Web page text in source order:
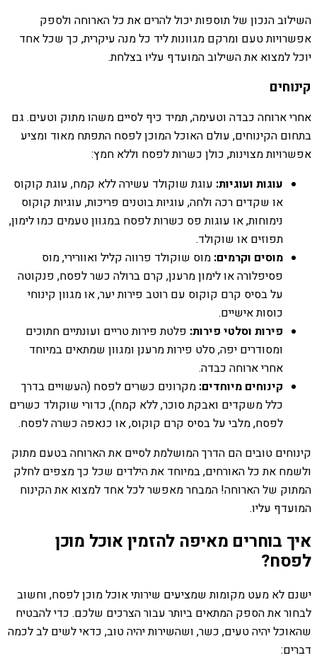
השילוב הנכון של תוספות יכול להרים את כל הארוחה ולספק
אפשרויות טעם ומרקם מגוונות ליד כל מנה עיקרית, כך שכל אחד
יוכל למצוא את השילוב המועדף עליו בצלחת.
קינוחים
אחרי ארוחה כבדה וטעימה, תמיד כיף לסיים משהו מתוק וטעים. גם
בתחום הקינוחים, עולם האוכל המוכן לפסח התפתח מאוד ומציע
אפשרויות מצוינות, כולן כשרות לפסח וללא חמץ:
עוגות ועוגיות: עוגת שוקולד עשירה ללא קמח, עוגת קוקוס
או שקדים רכה ולחה, עוגיות בוטנים פריכות, עוגיות קוקוס
נימוחות, או עוגות פס כשרות לפסח במגוון טעמים כמו לימון,
תפוזים או שוקולד.
מוסים וקרמים: מוס שוקולד פרווה קליל ואוורירי, מוס
פסיפלורה או לימון מרענן, קרם ברולה כשר לפסח, פנקוטה
על בסיס קרם קוקוס עם רוטב פירות יער, או מגוון קינוחי
כוסות אישיים.
פירות וסלטי פירות: פלטת פירות טריים ועונתיים חתוכים
ומסודרים יפה, סלט פירות מרענן ומגוון שמתאים במיוחד
אחרי ארוחה כבדה.
קינוחים מיוחדים: מקרונים כשרים לפסח (העשויים בדרך
כלל משקדים ואבקת סוכר, ללא קמח), כדורי שוקולד כשרים
לפסח, מלבי על בסיס קרם קוקוס, או כנאפה כשרה לפסח.
קינוחים טובים הם הדרך המושלמת לסיים את הארוחה בטעם מתוק
ולשמח את כל האורחים, במיוחד את הילדים שכל כך מצפים לחלק
המתוק של הארוחה! המבחר מאפשר לכל אחד למצוא את הקינוח
המועדף עליו.
איך בוחרים מאיפה להזמין אוכל מוכן
לפסח?
ישנם לא מעט מקומות שמציעים שירותי אוכל מוכן לפסח, וחשוב
לבחור את הספק המתאים ביותר עבור הצרכים שלכם. כדי להבטיח
שהאוכל יהיה טעים, כשר, ושהשירות יהיה טוב, כדאי לשים לב לכמה
דברים: